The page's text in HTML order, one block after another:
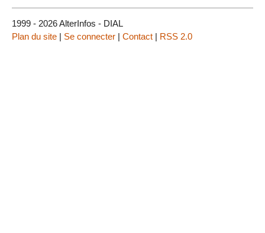
1999 - 2026 AlterInfos - DIAL
Plan du site | Se connecter | Contact | RSS 2.0